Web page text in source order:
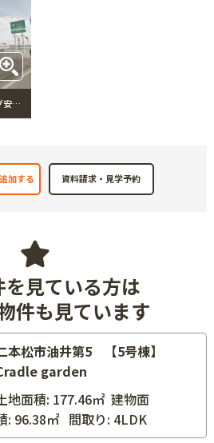
【ドラッグストア】ハシドラッグ安達店まで750m ハシドラッグ安達店
加する
を見ている方は
件も見ています
本松市油井第5 【5号棟】
garden
地面積: 177.46㎡建物面
: 96.38㎡ 間取り: 4LDK